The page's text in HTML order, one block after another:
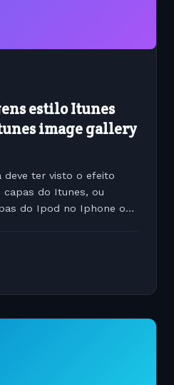
estilo Itunes
image gallery
deve ter visto o efeito
capas do Itunes, ou
do Ipod no Iphone ou